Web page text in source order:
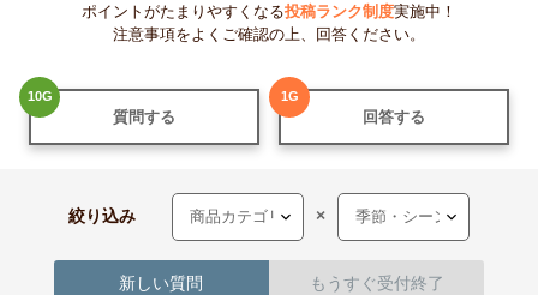
ポイントがたまりやすくなる投稿ランク制度実施中！
注意事項をよくご確認の上、回答ください。
10G
質問する
1 G
回答する
絞り込み ×
新しい質問 もうすぐ受付終了